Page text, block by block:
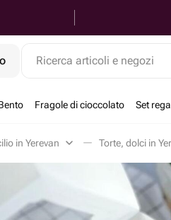
Ricerca articoli e negozi
Fragole di cioccolato Set
in Yerevan Torte, dolci in